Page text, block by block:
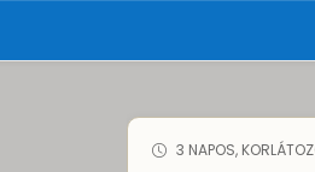
3 NAPOS,